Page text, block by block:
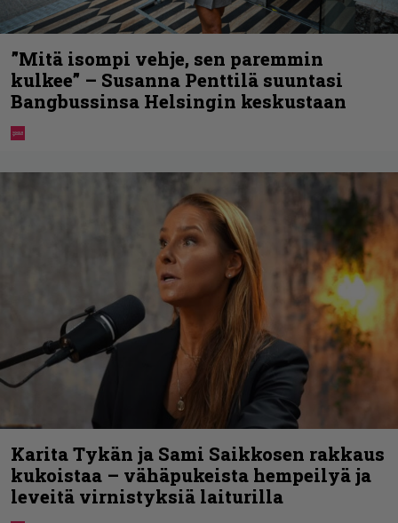
”Mitä isompi vehje, sen paremmin
kulkee” – Susanna Penttilä suuntasi
Bangbussinsa Helsingin keskustaan
Karita Tykän ja Sami Saikkosen rakkaus
kukoistaa – vähäpukeista hempeilyä ja
leveitä virnistyksiä laiturilla